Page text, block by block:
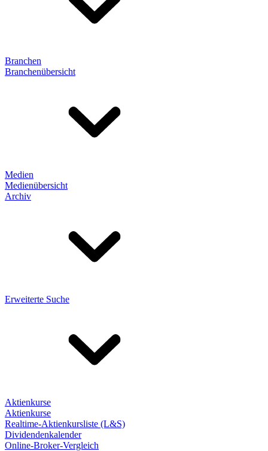
Branchen
Branchenübersicht
Medien
Medienübersicht
Archiv
Erweiterte Suche
Aktienkurse
Aktienkurse
Realtime-Aktienkursliste (L&S)
Dividendenkalender
Online-Broker-Vergleich